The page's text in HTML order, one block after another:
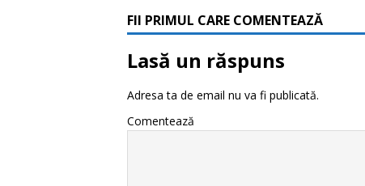
FII PRIMUL CARE COMENTEAZĂ
Lasă un răspuns
Adresa ta de email nu va fi publicată.
Comentează